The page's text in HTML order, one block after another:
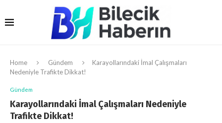
Home Gündem
Karayollarındaki İmal Çalışmaları
Nedeniyle Trafikte Dikkat!
Gündem
Karayollarındaki İmal Çalışmaları Nedeniyle
Trafikte Dikkat!